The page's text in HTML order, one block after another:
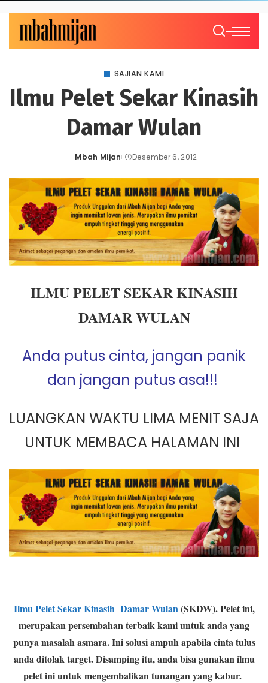
SAJIAN KAMI
Ilmu Pelet Sekar Kinasih
Damar Wulan
Posted
Mbah Mijan Desember 6, 2012
ILMU PELET SEKAR KINASIH
DAMAR WULAN
Anda putus cinta, jangan panik
dan jangan putus asa!!!
LUANGKAN WAKTU LIMA MENIT SAJA
UNTUK MEMBACA HALAMAN INI
Ilmu Pelet Sekar Kinasih Damar Wulan (SKDW). Pelet ini,
merupakan persembahan terbaik kami untuk anda yang
punya masalah asmara. Ini solusi ampuh apabila cinta tulus
anda ditolak target. Disamping itu, anda bisa gunakan ilmu
pelet ini untuk mengembalikan tunangan yang kabur.